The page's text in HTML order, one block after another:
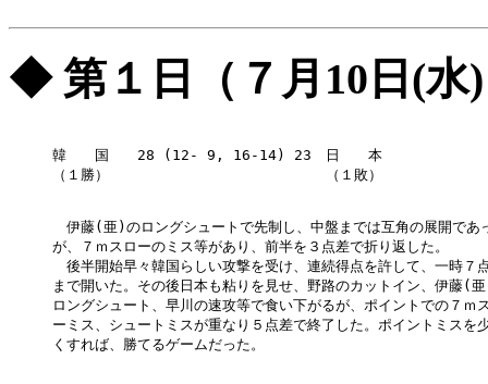
◆ 第１日（７月10日(水
韓　　国　　28 (12- 9, 16-14) 23　日　　本
（１勝）　　                    　（１敗）
伊藤(亜)のロングシュートで先制し、中盤までは互角の展開であ
が、７ｍスローのミス等があり、前半を３点差で折り返した。
後半開始早々韓国らしい攻撃を受け、連続得点を許して、一時７
まで開いた。その後日本も粘りを見せ、野路のカットイン、伊藤(
ロングシュート、早川の速攻等で食い下がるが、ポイントでの７ｍ
ーミス、シュートミスが重なり５点差で終了した。ポイントミスを
くすれば、勝てるゲームだった。